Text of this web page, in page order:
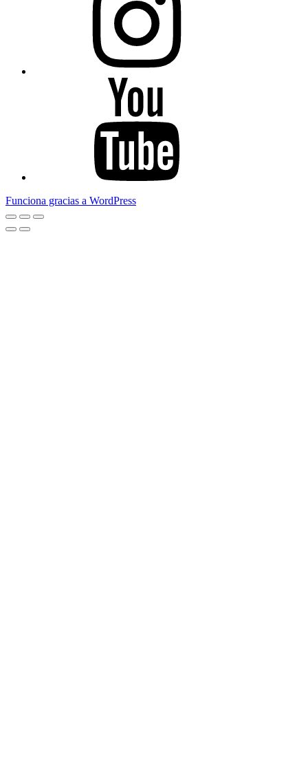
Funciona gracias a WordPress